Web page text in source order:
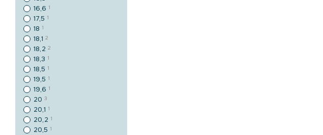
16,6 1
17,5 1
18 1
18,1 2
18,2 2
18,3 1
18,5 1
19,5 1
19,6 1
20 3
20,1 1
20,2 1
20,5 1